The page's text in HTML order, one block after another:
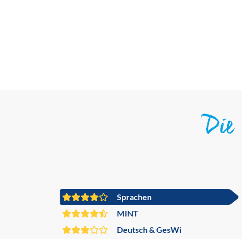
Die
Sprachen
MINT
Deutsch & GesWi